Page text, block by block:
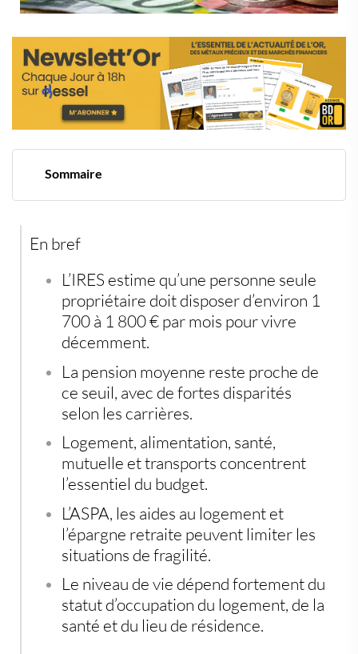
Sommaire
Santé, logement, alimentation : les trois lignes qui
Le vieillissement à domicile ajoute une couche de
Quand la pension ne suffit plus
En bref
L’IRES estime qu’une personne seule
propriétaire doit disposer d’environ 1
700 à 1 800 € par mois pour vivre
décemment.
La pension moyenne reste proche de
ce seuil, avec de fortes disparités
selon les carrières.
Logement, alimentation, santé,
mutuelle et transports concentrent
l’essentiel du budget.
L’ASPA, les aides au logement et
l’épargne retraite peuvent limiter les
situations de fragilité.
Le niveau de vie dépend fortement du
statut d’occupation du logement, de la
santé et du lieu de résidence.